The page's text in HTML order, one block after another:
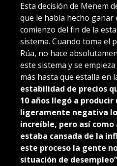
Esta decisión de Menem
que le había hecho ganar
comienzo del fin de la
sistema. Cuando toma el
Rúa, no hace
este sistema y se
más hasta que estalla en
estabilidad de precios
10 años llegó a
ligeramente negativa lo
increíble, pero así
estaba cansada de la
este proceso la gente
situación de desempleo”